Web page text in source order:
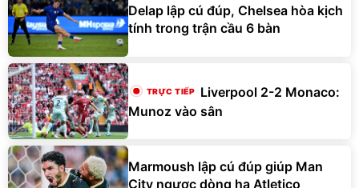
Delap lập cú đúp, Chelsea hòa kịch
tính trong trận cầu 6 bàn
Liverpool 2-2 Monaco:
Munoz vào sân
Marmoush lập cú đúp giúp Man
City ngược dòng hạ Atletico